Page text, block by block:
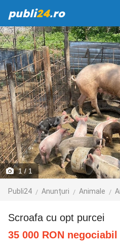
publi24.ro
1/ 1
Publi24 Anunțuri Animale
scroafa cu opt purcei
35 000 RON negociabil